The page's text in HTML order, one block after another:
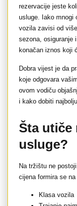
rezervacije jeste
usluge. Iako mnogi
vozila zavisi od
sezona, osiguranje
konačan iznos koji
Dobra vijest je da
koje odgovara
ovom vodiču
i kako dobiti
Šta utiče
usluge?
Na tržištu ne
cijena formira se
Klasa vozila